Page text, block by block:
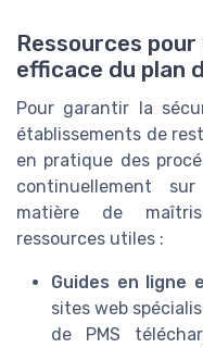
Ressources
efficace du plan
Pour garantir la
établissements de
en pratique des
continuellement
matière de
ressources utiles :
Guides en ligne
sites web
de PMS